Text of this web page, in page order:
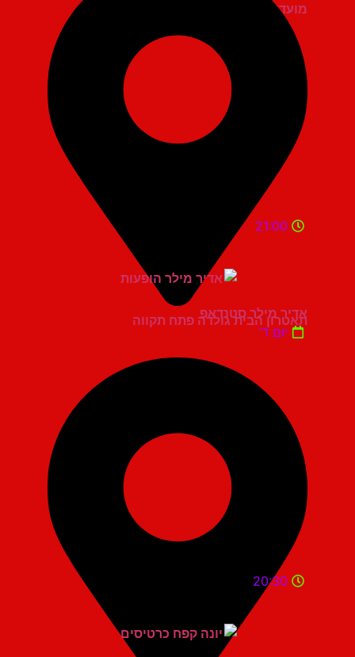
מועדון הגריי יהוד
תאטרון הבית גולדה פתח תקווה
21:00
אדיר מילר סטנדאפ
יום ד'
20:30